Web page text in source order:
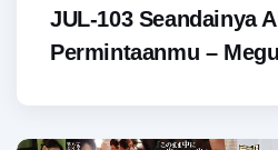
JUL-103 Seandainya
Permintaanmu –